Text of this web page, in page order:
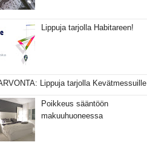
Lippuja tarjolla Habitareen!
Lippuja tarjolla Kevätmessuille
Poikkeus sääntöön
makuuhuoneessa